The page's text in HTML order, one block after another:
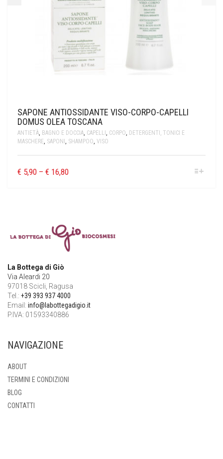
SAPONE ANTIOSSIDANTE VISO-CORPO-CAPELLI
DOMUS OLEA TOSCANA
ANTIETÀ BAGNO E DOCCIA CAPELLI CORPO DETERGENTI, TONICI E
MASCHERE SAPONI SHAMPOO VISO
€ 5,90 – € 16,80
La Bottega di Giò
Via Aleardi 20
97018 Scicli, Ragusa
Tel.: +39 393 937 4000
Email: info@labottegadigio.it
P.IVA: 01593340886
NAVIGAZIONE
ABOUT
TERMINI E CONDIZIONI
BLOG
CONTATTI